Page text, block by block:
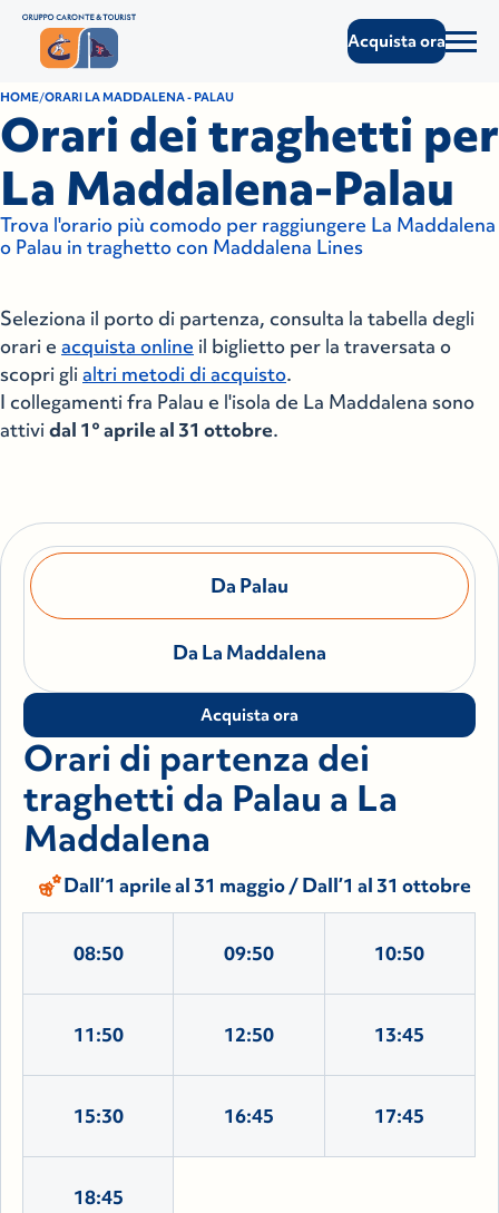
Acquista ora
HOME ORARI LA MADDALENA - PALAU
Orari dei traghetti per
La Maddalena-Palau
Trova l'orario più comodo per raggiungere La Maddalena
o Palau in traghetto con Maddalena Lines
Seleziona il porto di partenza, consulta la tabella degli
orari e acquista online il biglietto per la traversata o
scopri glialtri metodi di acquisto.
I collegamenti fra Palau e l'isola de La Maddalena sono
attividal 1° aprile al 31 ottobre.
Da Palau
Da La Maddalena
Acquista ora
Orari di partenza dei
traghetti da Palau a La
Maddalena
emoji_natureDall’1 aprile al 31 maggio / Dall’1 al 31 ottobre
08:50 09:50 10:50
11:50 12:50 13:45
15:30 16:45 17:45
18:45